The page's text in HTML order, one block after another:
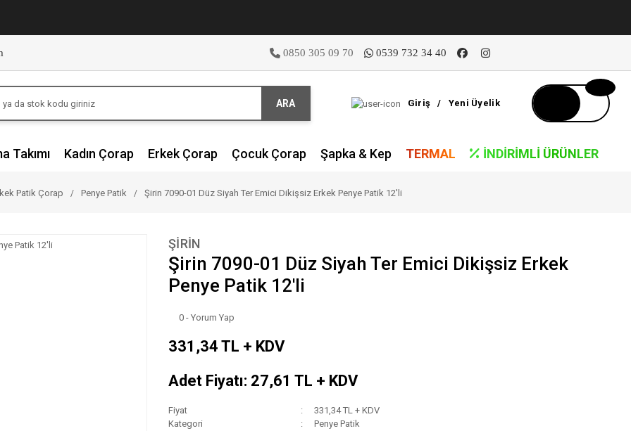
0850 305 09 70 0539 732 34 40
ARA Giriş / Yeni Üyelik
Takımı Kadın Çorap Erkek Çorap Çocuk Çorap Şapka & Kep TERMAL İNDIRIMLI ÜRÜNLER
Patik Çorap Penye Patik Şirin 7090-01 Düz Siyah Ter Emici Dikişsiz Erkek Penye Patik 12'li
ŞİRİN
Şirin 7090-01 Düz Siyah Ter Emici Dikişsiz Erkek
Penye Patik 12'li
0 - Yorum Yap
331,34 TL + KDV
Adet Fiyatı: 27,61 TL + KDV
Fiyat
331,34 TL + KDV
Kategori
Penye Patik